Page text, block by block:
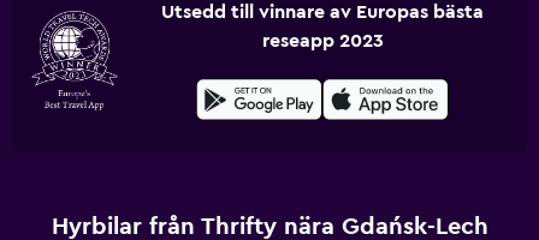
Utsedd till vinnare av Europas bästa
reseapp 2023
Hyrbilar från Thrifty nära Gdańsk-Lech